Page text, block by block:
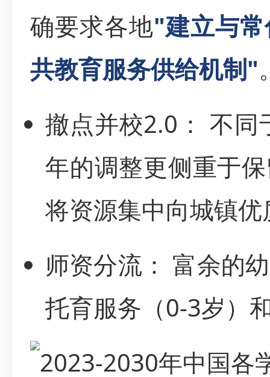
确要求各地"建立与
共教育服务供给机制"
撤点并校2.0： 不
年的调整更侧重于
将资源集中向城镇
师资分流： 富余的
托育服务（0-3岁）